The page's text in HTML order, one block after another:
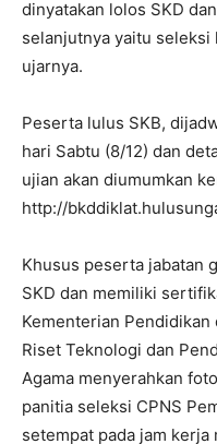
dinyatakan lolos SKD
selanjutnya yaitu seleksi
ujarnya.
Peserta lulus SKB,
hari Sabtu (8/12) dan
ujian akan diumumkan
http://
Khusus peserta jabatan
SKD dan memiliki
Kementerian Pendidikan
Riset Teknologi dan
Agama menyerahkan
panitia seleksi CPNS
setempat pada jam